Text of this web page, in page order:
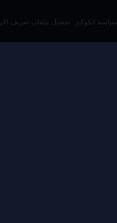
سياسة الكوكيز تفضيل ملفات تعريف